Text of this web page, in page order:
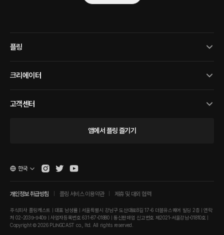
플링
크리에이터
고객센터
앱에서 플링 즐기기
개인정보 취급방침 플링 서비스 이용약관 제휴 및 대외 협력
주식회사 플링캐스트 | 대표 남성률 | 서울특별시 강남구 도산대로8길 17-6 더블유스퀘어 빌딩 2층 | 연락
처 02-2039-9409 | 사업자등록번호 631-87-01880 | 통신판매업 신고번호 제2021-서울강남-01810호 |
Copyright © 2026 PLINGCAST co., ltd. All rights reserved.
한국